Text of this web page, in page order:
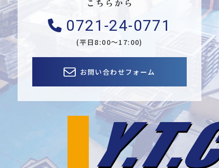
こちらから
0721-24-0771
(平日8:00〜17:00)
お問い合わせフォーム